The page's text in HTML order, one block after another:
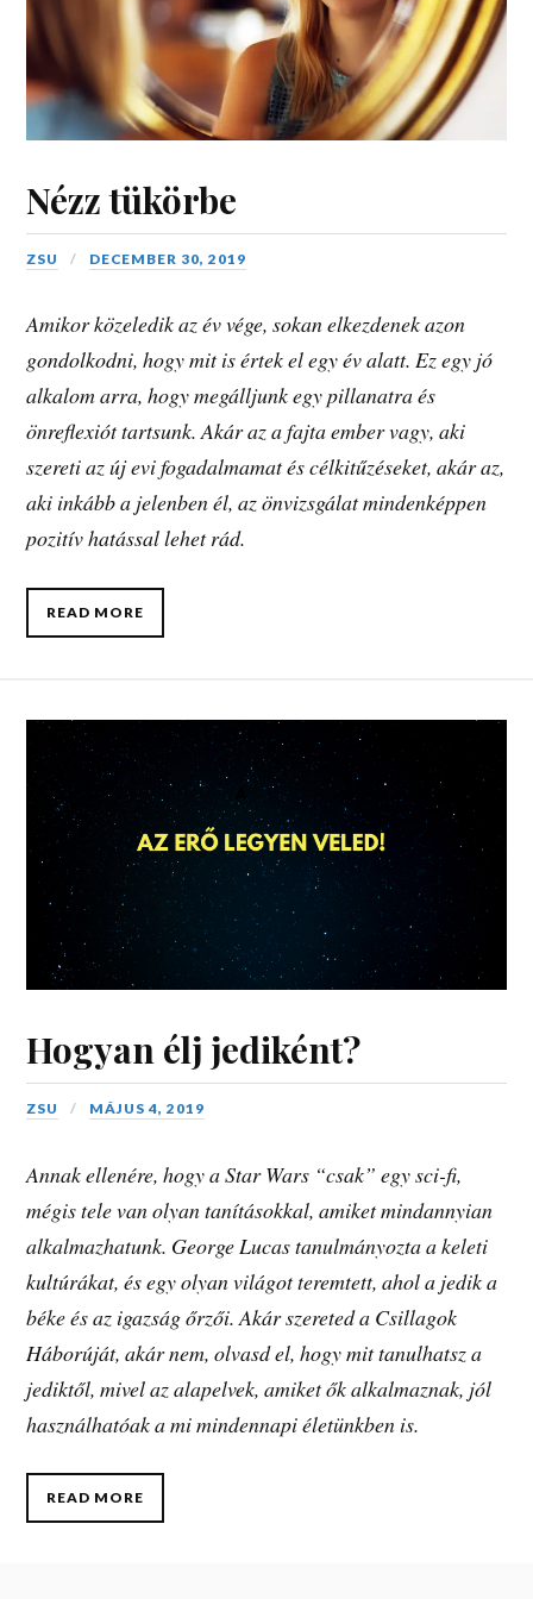
Nézz tükörbe
ZSU DECEMBER 30, 2019
Amikor közeledik az év vége, sokan elkezdenek azon
gondolkodni, hogy mit is értek el egy év alatt. Ez egy jó
alkalom arra, hogy megálljunk egy pillanatra és
önreflexiót tartsunk. Akár az a fajta ember vagy, aki
szereti az új evi fogadalmamat és célkitűzéseket, akár az,
aki inkább a jelenben él, az önvizsgálat mindenképpen
pozitív hatással lehet rád.
READ MORE
Hogyan élj jediként?
ZSU MÁJUS 4, 2019
Annak ellenére, hogy a Star Wars “csak” egy sci-fi,
mégis tele van olyan tanításokkal, amiket mindannyian
alkalmazhatunk. George Lucas tanulmányozta a keleti
kultúrákat, és egy olyan világot teremtett, ahol a jedik a
béke és az igazság őrzői. Akár szereted a Csillagok
Háborúját, akár nem, olvasd el, hogy mit tanulhatsz a
jediktől, mivel az alapelvek, amiket ők alkalmaznak, jól
használhatóak a mi mindennapi életünkben is.
READ MORE